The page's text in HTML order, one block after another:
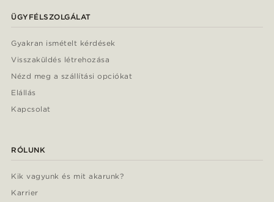
ÜGYFÉLSZOLGÁLAT
Gyakran ismételt kérdések
Visszaküldés létrehozása
Nézd meg a szállítási opciókat
Elállás
Kapcsolat
RÓLUNK
Kik vagyunk és mit akarunk?
Karrier